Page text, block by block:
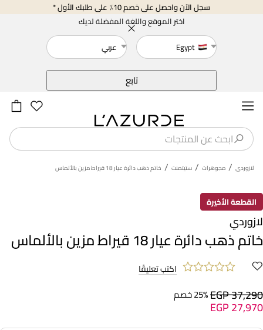
سجل الآن واحصل على خصم 10٪ على طلبك الأول *
اختر الموقع واللغة المفضلة لديك
Egypt
عربي
تابع
لازوردى / مجوهرات / ستيتمنت / خاتم ذهب دائرة عيار 18 قيراط مزين بالألماس
القطعة الأخيرة
لازوردي
خاتم ذهب دائرة عيار 18 قيراط مزين بالألماس
اكتب تعليقًا
EGP 37,29025% خصم
EGP 27,970